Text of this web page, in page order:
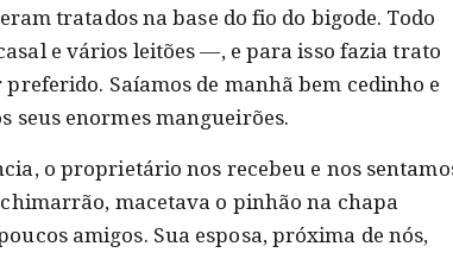
tratados na base do fio do bigode. Todo
e vários leitões ―, e para isso fazia trato
preferido. Saíamos de manhã bem cedinho e
seus enormes mangueirões.
o proprietário nos recebeu e nos
macetava o pinhão na chapa
amigos. Sua esposa, próxima de nós,